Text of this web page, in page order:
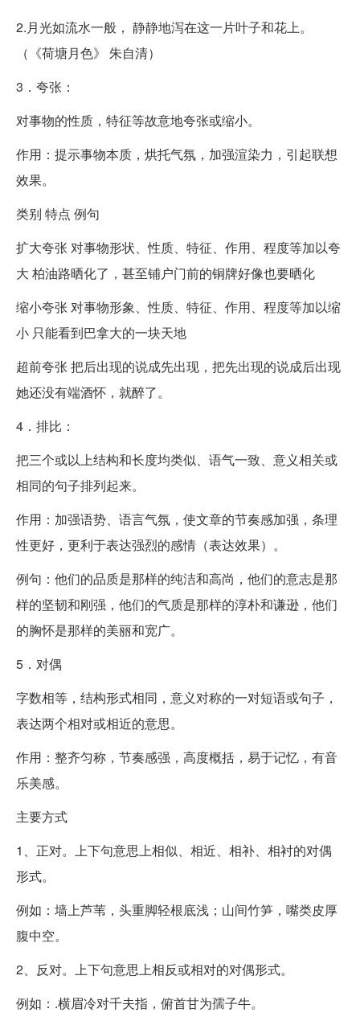
2.月光如流水一般， 静静地泻在这一片叶子和花上。
（《荷塘月色》 朱自清）
3．夸张：
对事物的性质，特征等故意地夸张或缩小。
作用：提示事物本质，烘托气氛，加强渲染力，引起联想
效果。
类别 特点 例句
扩大夸张 对事物形状、性质、特征、作用、程度等加以夸
大 柏油路晒化了，甚至铺户门前的铜牌好像也要晒化
缩小夸张 对事物形象、性质、特征、作用、程度等加以缩
小 只能看到巴拿大的一块天地
超前夸张 把后出现的说成先出现，把先出现的说成后出现
她还没有端酒怀，就醉了。
4．排比：
把三个或以上结构和长度均类似、语气一致、意义相关或
相同的句子排列起来。
作用：加强语势、语言气氛，使文章的节奏感加强，条理
性更好，更利于表达强烈的感情（表达效果）。
例句：他们的品质是那样的纯洁和高尚，他们的意志是那
样的坚韧和刚强，他们的气质是那样的淳朴和谦逊，他们
的胸怀是那样的美丽和宽广。
5．对偶
字数相等，结构形式相同，意义对称的一对短语或句子，
表达两个相对或相近的意思。
作用：整齐匀称，节奏感强，高度概括，易于记忆，有音
乐美感。
主要方式
1、正对。上下句意思上相似、相近、相补、相衬的对偶
形式。
例如：墙上芦苇，头重脚轻根底浅；山间竹笋，嘴类皮厚
腹中空。
2、反对。上下句意思上相反或相对的对偶形式。
例如：.横眉冷对千夫指，俯首甘为孺子牛。